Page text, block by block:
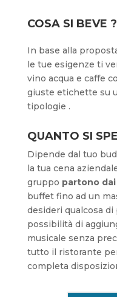
COSA SI BEVE ?
In base alla
le tue esigenze ti
vino acqua e caffe
giuste etichette su
tipologie .
QUANTO SI
Dipende dal tuo
la tua cena
gruppo partono
buffet fino ad un
desideri qualcosa
possibilità di
musicale senza
tutto il ristorante
completa